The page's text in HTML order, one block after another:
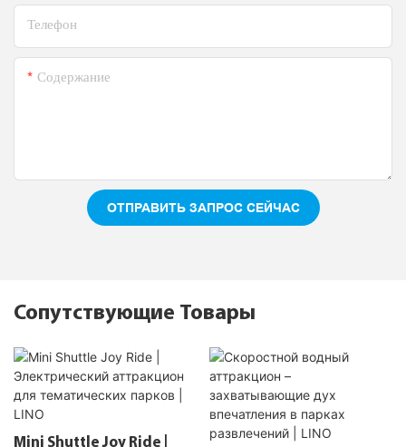
Телефон
Содержание
ОТПРАВИТЬ ЗАПРОС СЕЙЧАС
Сопутствующие Товары
Mini Shuttle Joy Ride |